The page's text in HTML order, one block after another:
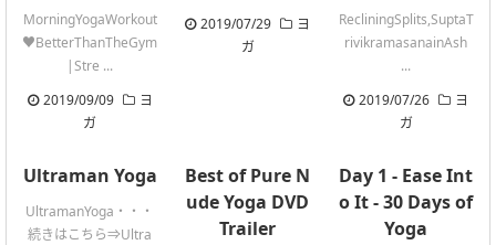
MorningYogaWorkout
♥BetterThanTheGym
|Stre ...
2019/09/09
ヨ
ガ
2019/07/29
ヨ
ガ
RecliningSplits,SuptaT
rivikramasanainAsh
...
2019/07/26
ヨ
ガ
Ultraman Yoga
UltramanYoga・・・
続きはこちら⇒Ultra
Best of Pure N
ude Yoga DVD
Trailer
Day 1 - Ease Int
o It - 30 Days of
Yoga